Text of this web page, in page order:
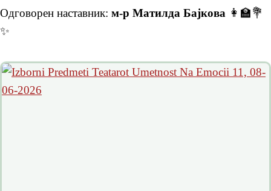
Одговорен наставник: м-р Матилда Бајкова 👩‍🏫💐
✨